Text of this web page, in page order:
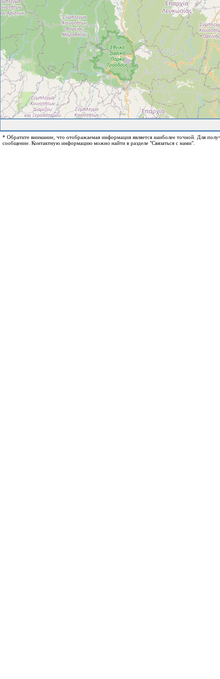
* Обратите внимание, что отображаемая информация является наиболее точной. Для
сообщение. Контактную информацию можно найти в разделе "Связаться с нами".